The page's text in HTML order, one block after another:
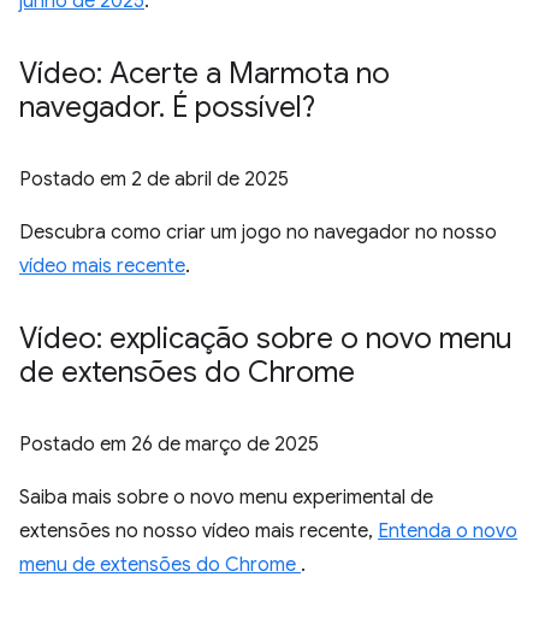
Vídeo: Acerte a Marmota no
navegador. É possível?
Postado em 2 de abril de 2025
Descubra como criar um jogo no navegador no nosso
vídeo mais recente.
Vídeo: explicação sobre o novo menu
de extensões do Chrome
Postado em 26 de março de 2025
Saiba mais sobre o novo menu experimental de
extensões no nosso vídeo mais recente, Entenda o novo
menu de extensões do Chrome .